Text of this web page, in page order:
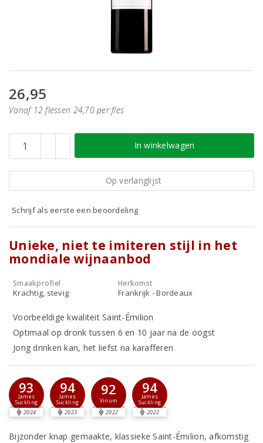
26,95
Vanaf 12 flessen 24,70 per fles
In winkelwagen
Op verlanglijst
Schrijf als eerste een beoordeling
Unieke, niet te imiteren stijl in het
mondiale wijnaanbod
Smaakprofiel
Krachtig, stevig
Herkomst
Frankrijk - Bordeaux
Voorbeeldige kwaliteit Saint-Émilion
Optimaal op dronk tussen 6 en 10 jaar na de oogst
Jong drinken kan, het liefst na karafferen
93
James
Suckling
2024
94
James
Suckling
2023
92
Vinum
2022
94
James
Suckling
2022
Bijzonder knap gemaakte, klassieke Saint-Émilion, afkomstig